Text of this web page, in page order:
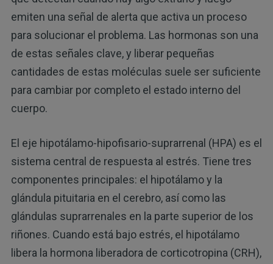
emiten una señal de alerta que activa un proceso
para solucionar el problema. Las hormonas son una
de estas señales clave, y liberar pequeñas
cantidades de estas moléculas suele ser suficiente
para cambiar por completo el estado interno del
cuerpo.
El eje hipotálamo-hipofisario-suprarrenal (HPA) es el
sistema central de respuesta al estrés. Tiene tres
componentes principales: el hipotálamo y la
glándula pituitaria en el cerebro, así como las
glándulas suprarrenales en la parte superior de los
riñones. Cuando está bajo estrés, el hipotálamo
libera la hormona liberadora de corticotropina (CRH),